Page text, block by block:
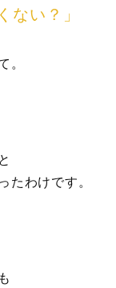
ない？」
。
たわけです。